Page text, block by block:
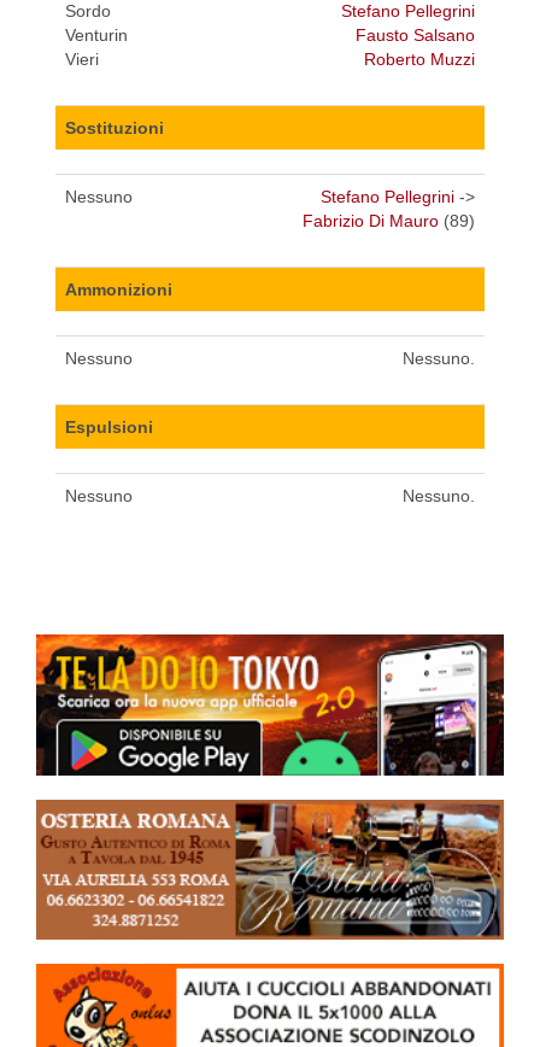
Sordo
Venturin
Vieri
Stefano Pellegrini
Fausto Salsano
Roberto Muzzi
Sostituzioni
Nessuno Stefano Pellegrini ->
Fabrizio Di Mauro (89)
Ammonizioni
Nessuno Nessuno.
Espulsioni
Nessuno Nessuno.